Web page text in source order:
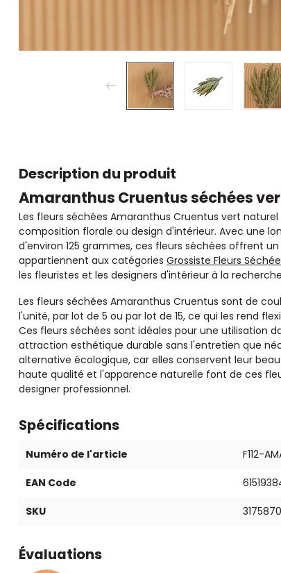
Description du produit
Amaranthus Cruentus séchées
Les fleurs séchées Amaranthus Cruentus vert naturel
composition florale ou design d'intérieur. Avec une
d'environ 125 grammes, ces fleurs séchées offrent
appartiennent aux catégories Grossiste Fleurs
les fleuristes et les designers d'intérieur à la
Les fleurs séchées Amaranthus Cruentus sont de
l'unité, par lot de 5 ou par lot de 15, ce qui les rend
Ces fleurs séchées sont idéales pour une utilisation
attraction esthétique durable sans l'entretien que
alternative écologique, car elles conservent leur
haute qualité et l'apparence naturelle font de ces
designer professionnel.
Spécifications
Numéro de l'article F112-
EAN Code
SKU
Évaluations